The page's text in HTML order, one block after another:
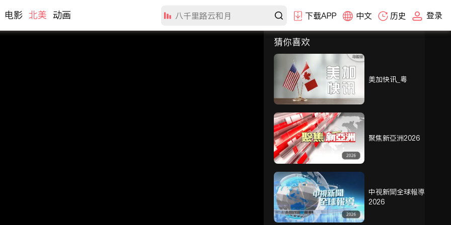
电影 北美 动画 下载APP 中文 历史 登录
选集
持续干旱令本国
小麦产量大减
加国房屋每月平
均租金突破二千
元
劳工日长周末边
境会十分繁忙 如
何避免长时间等
联邦自由党大量
流失年青支持者
加国三成华人曾
遭到歧视情况
猜你喜欢
美加快讯_粤
聚焦新亞洲2026
中視新聞全球報導
2026